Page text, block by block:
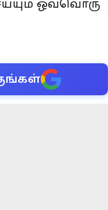
ஒவ்வொரு